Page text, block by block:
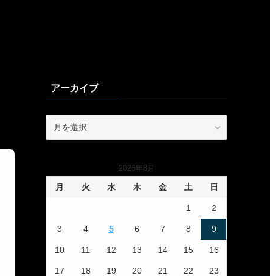
アーカイブ
2026年8月
月 火 水 木 金 土 日
1 2
3 4 5 6 7 8 9
10 11 12 13 14 15 16
17 18 19 20 21 22 23